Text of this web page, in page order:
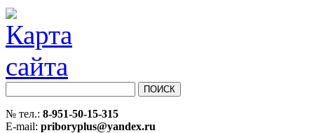
№ тел.: 8-951-50-15-315
E-mail: priboryplus@yandex.ru